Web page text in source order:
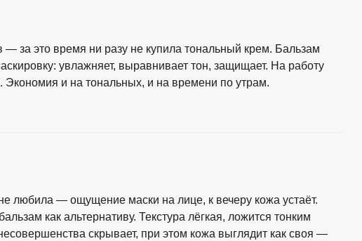
за это время ни разу не купила тональный крем. Бальзам
увлажняет, выравнивает тон, защищает. На работу
и на тональных, и на времени по утрам.
любила — ощущение маски на лице, к вечеру кожа устаёт.
как альтернативу. Текстура лёгкая, ложится тонким
скрывает, при этом кожа выглядит как своя —